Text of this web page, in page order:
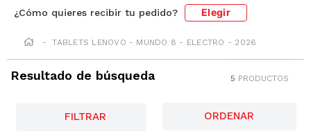
¿Cómo quieres recibir tu pedido? Elegir
TABLETS LENOVO - MUNDO 8 - ELECTRO - 2026
Resultado de búsqueda 5 PRODUCTOS
FILTRAR